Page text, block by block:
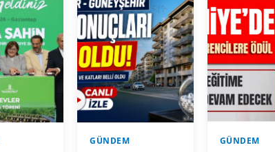
GÜNDEM GÜNDEM